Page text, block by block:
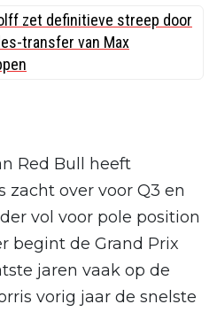
zet definitieve streep door
transfer van Max
Red Bull heeft
zacht over voor Q3 en
vol voor pole position
begint de Grand Prix
jaren vaak op de
vorig jaar de snelste